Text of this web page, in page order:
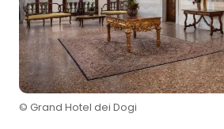
© Grand Hotel dei Dogi